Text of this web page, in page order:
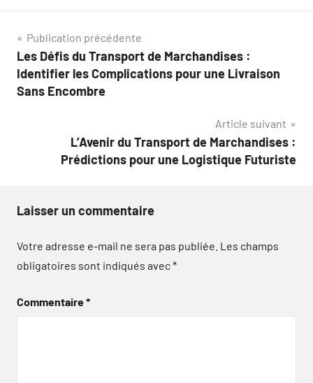
Navigation
de
l’article
Publication précédente
Les Défis du Transport de Marchandises :
Identifier les Complications pour une Livraison
Sans Encombre
Article suivant
L’Avenir du Transport de Marchandises :
Prédictions pour une Logistique Futuriste
Laisser un commentaire
Votre adresse e-mail ne sera pas publiée. Les champs
obligatoires sont indiqués avec*
Commentaire*